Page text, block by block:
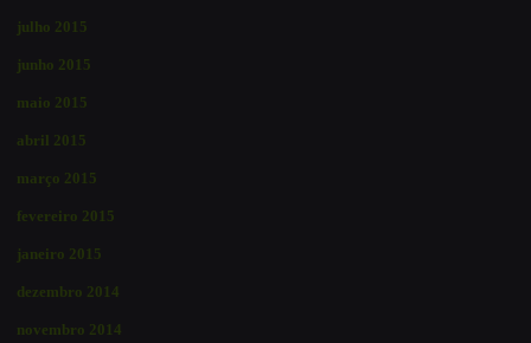
julho 2015
junho 2015
maio 2015
abril 2015
março 2015
fevereiro 2015
janeiro 2015
dezembro 2014
novembro 2014